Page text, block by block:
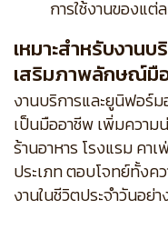
การใช้งานของแ
เหมาะสำหรับงาน
เสริมภาพลักษณ์มื
งานบริการและยูนิฟอร์
เป็นมืออาชีพ เพิ่มความ
ร้านอาหาร โรงแรม คา
ประเภท ตอบโจทย์ทั้งค
งานในชีวิตประจำวันอย่